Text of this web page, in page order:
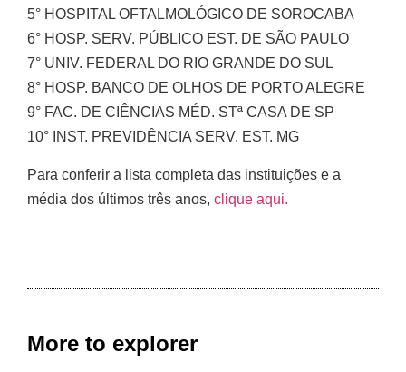
5° HOSPITAL OFTALMOLÓGICO DE SOROCABA
6° HOSP. SERV. PÚBLICO EST. DE SÃO PAULO
7° UNIV. FEDERAL DO RIO GRANDE DO SUL
8° HOSP. BANCO DE OLHOS DE PORTO ALEGRE
9° FAC. DE CIÊNCIAS MÉD. STª CASA DE SP
10° INST. PREVIDÊNCIA SERV. EST. MG
Para conferir a lista completa das instituições e a
média dos últimos três anos, clique aqui.
More to explorer